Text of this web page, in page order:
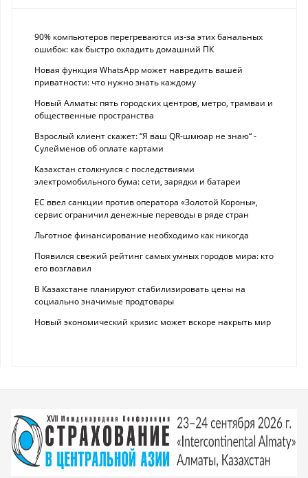
90% компьютеров перегреваются из-за этих банальных
ошибок: как быстро охладить домашний ПК
Новая функция WhatsApp может навредить вашей
приватности: что нужно знать каждому
Новый Алматы: пять городских центров, метро, трамваи и
общественные пространства
Взрослый клиент скажет: “Я ваш QR-шмюар не знаю“ -
Сулейменов об оплате картами
Казахстан столкнулся с последствиями
электромобильного бума: сети, зарядки и батареи
ЕС ввел санкции против оператора «Золотой Короны»,
сервис ограничил денежные переводы в ряде стран
Льготное финансирование необходимо как никогда
Появился свежий рейтинг самых умных городов мира: кто
его возглавил
В Казахстане планируют стабилизировать цены на
социально значимые продтовары
Новый экономический кризис может вскоре накрыть мир